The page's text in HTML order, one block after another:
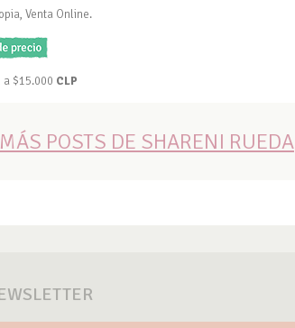
Venta Online.
$15.000 CLP
MÁS POSTS DE SHARENI RUEDA